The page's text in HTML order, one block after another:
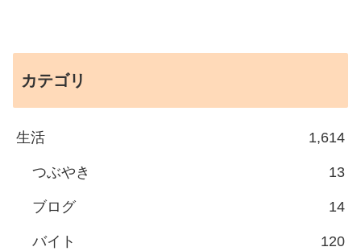
カテゴリ
生活 1,614
つぶやき 13
ブログ 14
バイト 120